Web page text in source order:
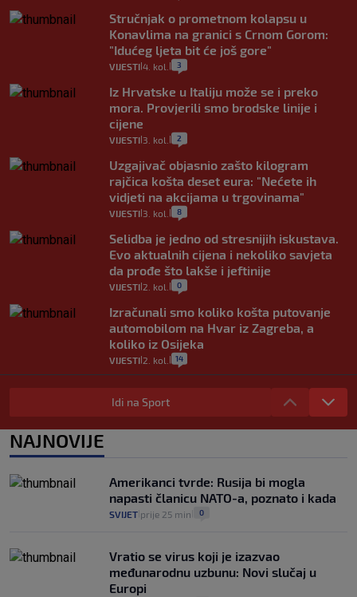
Stručnjak o prometnom kolapsu u
Konavlima na granici s Crnom Gorom:
"Idućeg ljeta bit će još gore"
VIJESTI 4. kol. 3
Iz Hrvatske u Italiju može se i preko
mora. Provjerili smo brodske linije i
cijene
VIJESTI 3. kol. 2
Uzgajivač objasnio zašto kilogram
rajčica košta deset eura: "Nećete ih
vidjeti na akcijama u trgovinama"
VIJESTI 3. kol. 8
Selidba je jedno od stresnijih iskustava.
Evo aktualnih cijena i nekoliko savjeta
da prođe što lakše i jeftinije
VIJESTI 2. kol. 0
Izračunali smo koliko košta putovanje
automobilom na Hvar iz Zagreba, a
koliko iz Osijeka
VIJESTI 2. kol. 14
"Kći je otišla na more, a zaboravila
zdravstvenu iskaznicu". Kakva su prava
pacijenata izvan mjesta prebivališta?
1
Plenković na 15 dana ukine mjere: "Ne bi
se dogodilo ništa. Vlada se zaljubila u te
intervencije"
30. srp.
Idi na Sport
NAJNOVIJE
Amerikanci tvrde: Rusija bi mogla
napasti članicu NATO-a, poznato i kada
SVIJET prije 25 min 0
Vratio se virus koji je izazvao
međunarodnu uzbunu: Novi slučaj u
Europi